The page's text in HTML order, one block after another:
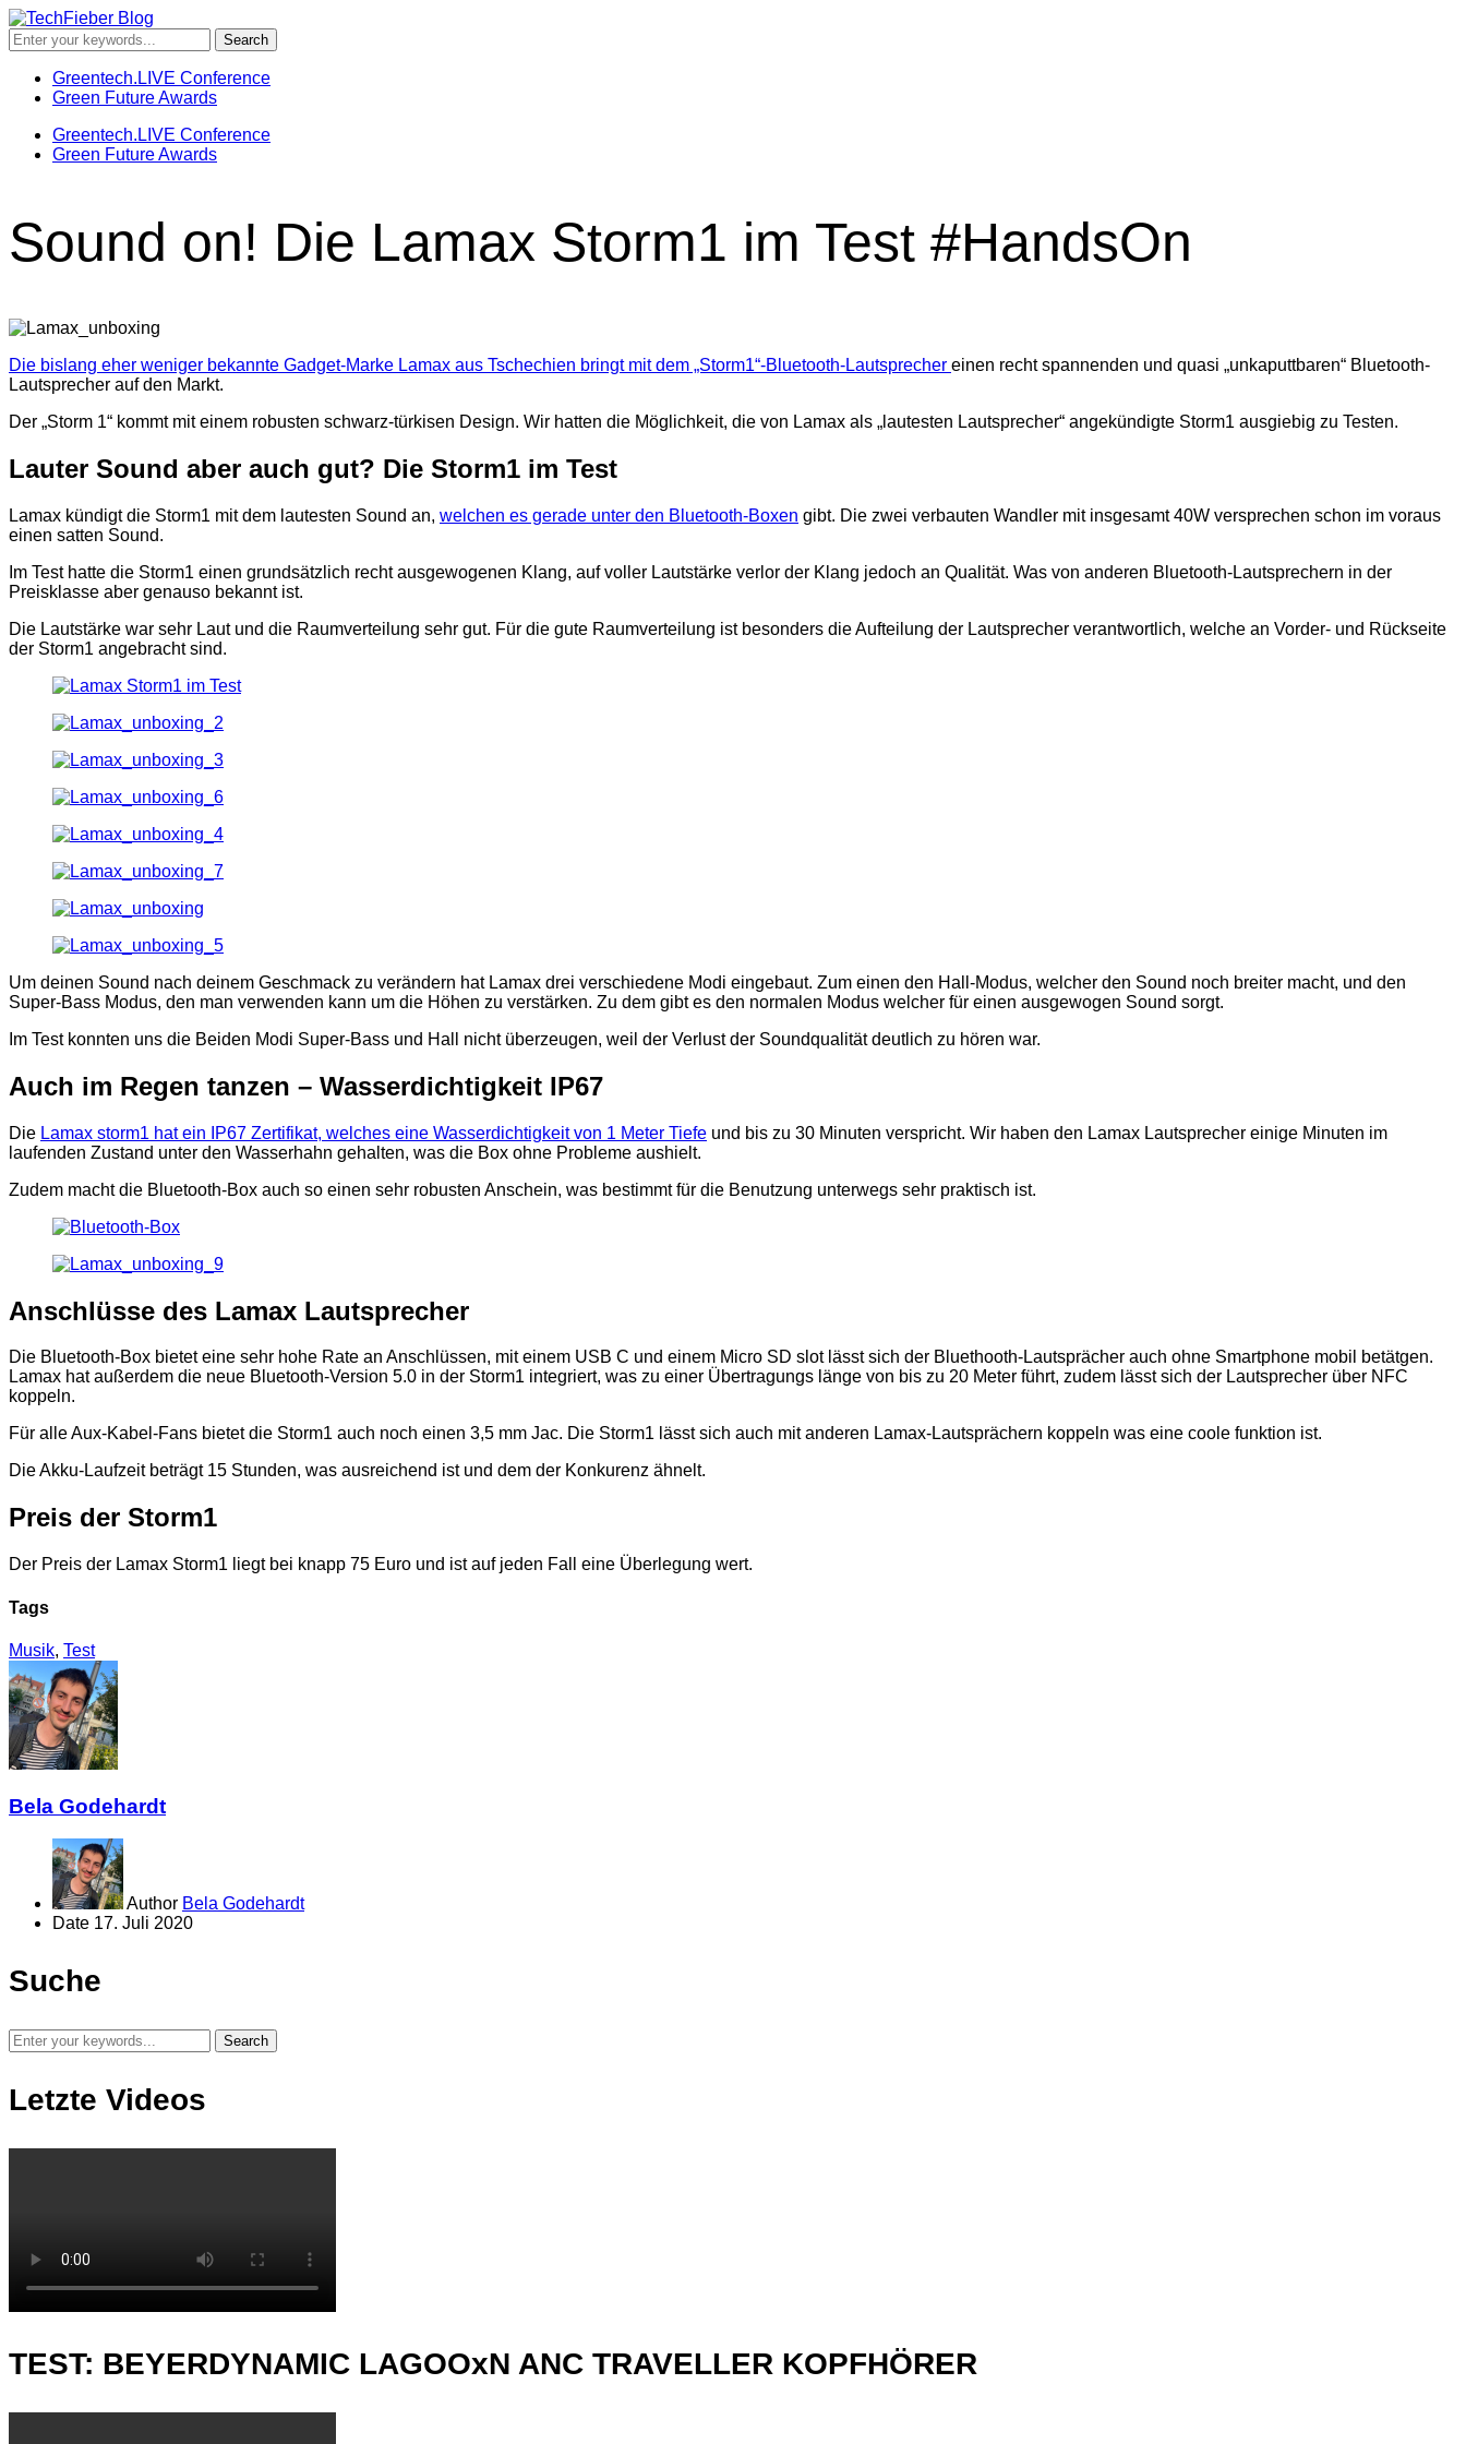
Greentech.LIVE Conference
Green Future Awards
Greentech.LIVE Conference
Green Future Awards
Sound on! Die Lamax Storm1 im Test #HandsOn
Die bislang eher weniger bekannte Gadget-Marke Lamax aus Tschechien bringt mit dem „Storm1“-Bluetooth-Lautsprecher einen recht spannenden und quasi „unkaputtbaren“ Bluetooth-
Lautsprecher auf den Markt.
Der „Storm 1“ kommt mit einem robusten schwarz-türkisen Design. Wir hatten die Möglichkeit, die von Lamax als „lautesten Lautsprecher“ angekündigte Storm1 ausgiebig zu Testen.
Lauter Sound aber auch gut? Die Storm1 im Test
Lamax kündigt die Storm1 mit dem lautesten Sound an, welchen es gerade unter den Bluetooth-Boxen gibt. Die zwei verbauten Wandler mit insgesamt 40W versprechen schon im voraus
einen satten Sound.
Im Test hatte die Storm1 einen grundsätzlich recht ausgewogenen Klang, auf voller Lautstärke verlor der Klang jedoch an Qualität. Was von anderen Bluetooth-Lautsprechern in der
Preisklasse aber genauso bekannt ist.
Die Lautstärke war sehr Laut und die Raumverteilung sehr gut. Für die gute Raumverteilung ist besonders die Aufteilung der Lautsprecher verantwortlich, welche an Vorder- und Rückseite
der Storm1 angebracht sind.
Um deinen Sound nach deinem Geschmack zu verändern hat Lamax drei verschiedene Modi eingebaut. Zum einen den Hall-Modus, welcher den Sound noch breiter macht, und den
Super-Bass Modus, den man verwenden kann um die Höhen zu verstärken. Zu dem gibt es den normalen Modus welcher für einen ausgewogen Sound sorgt.
Im Test konnten uns die Beiden Modi Super-Bass und Hall nicht überzeugen, weil der Verlust der Soundqualität deutlich zu hören war.
Auch im Regen tanzen – Wasserdichtigkeit IP67
Die Lamax storm1 hat ein IP67 Zertifikat, welches eine Wasserdichtigkeit von 1 Meter Tiefe und bis zu 30 Minuten verspricht. Wir haben den Lamax Lautsprecher einige Minuten im
laufenden Zustand unter den Wasserhahn gehalten, was die Box ohne Probleme aushielt.
Zudem macht die Bluetooth-Box auch so einen sehr robusten Anschein, was bestimmt für die Benutzung unterwegs sehr praktisch ist.
Anschlüsse des Lamax Lautsprecher
Die Bluetooth-Box bietet eine sehr hohe Rate an Anschlüssen, mit einem USB C und einem Micro SD slot lässt sich der Bluethooth-Lautsprächer auch ohne Smartphone mobil betätgen.
Lamax hat außerdem die neue Bluetooth-Version 5.0 in der Storm1 integriert, was zu einer Übertragungs länge von bis zu 20 Meter führt, zudem lässt sich der Lautsprecher über NFC
koppeln.
Für alle Aux-Kabel-Fans bietet die Storm1 auch noch einen 3,5 mm Jac. Die Storm1 lässt sich auch mit anderen Lamax-Lautsprächern koppeln was eine coole funktion ist.
Die Akku-Laufzeit beträgt 15 Stunden, was ausreichend ist und dem der Konkurenz ähnelt.
Preis der Storm1
Der Preis der Lamax Storm1 liegt bei knapp 75 Euro und ist auf jeden Fall eine Überlegung wert.
Tags
Musik, Test
Bela Godehardt
Author Bela Godehardt
Date 17. Juli 2020
Suche
Letzte Videos
TEST: BEYERDYNAMIC LAGOOxN ANC TRAVELLER KOPFHÖRER